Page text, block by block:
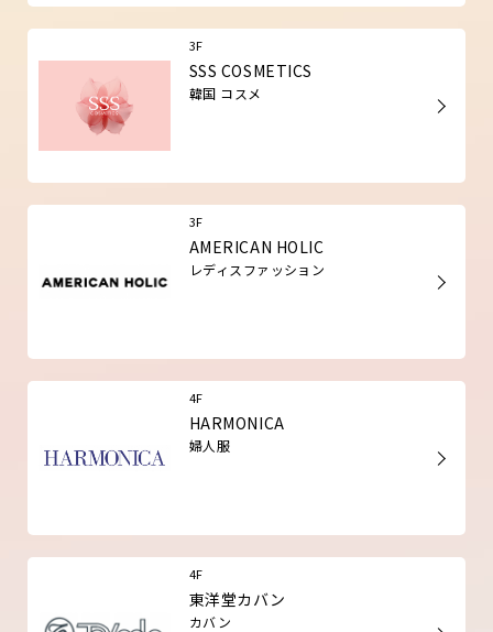
3F
SSS COSMETICS
韓国 コスメ
3F
AMERICAN HOLIC
レディスファッション
4F
HARMONICA
婦人服
4F
東洋堂カバン
カバン